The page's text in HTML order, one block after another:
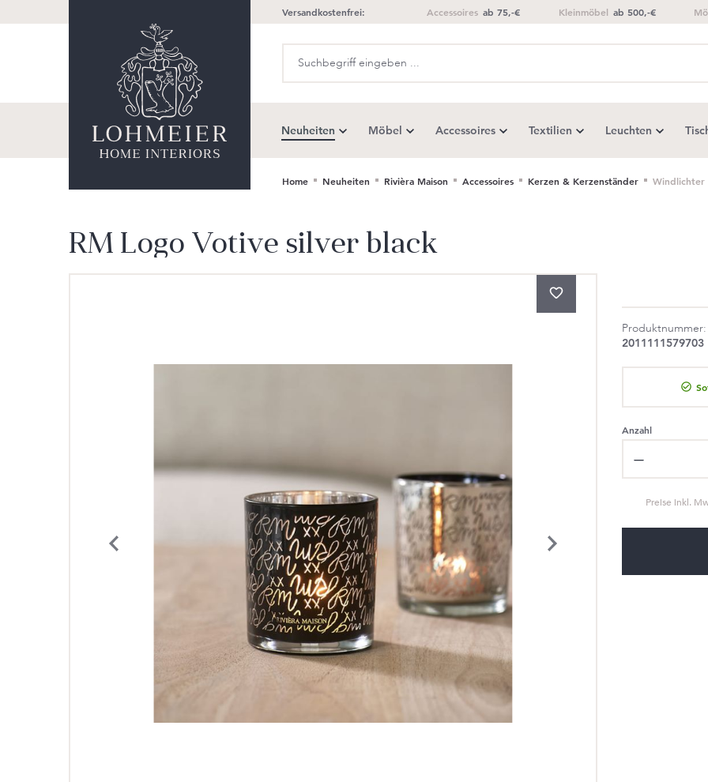
Versandkostenfrei: Accessoires ab 75,-€ Kleinmöbel ab 500,-€
Neuheiten Möbel Accessoires Textilien Leuchten
Home Neuheiten Rivièra Maison Accessoires Kerzen & Kerzenständer Windlichter
RM Logo Votive silver black
Produktnummer:
2011111579703
Anzahl
Produkt Anzahl:
Preise inkl.